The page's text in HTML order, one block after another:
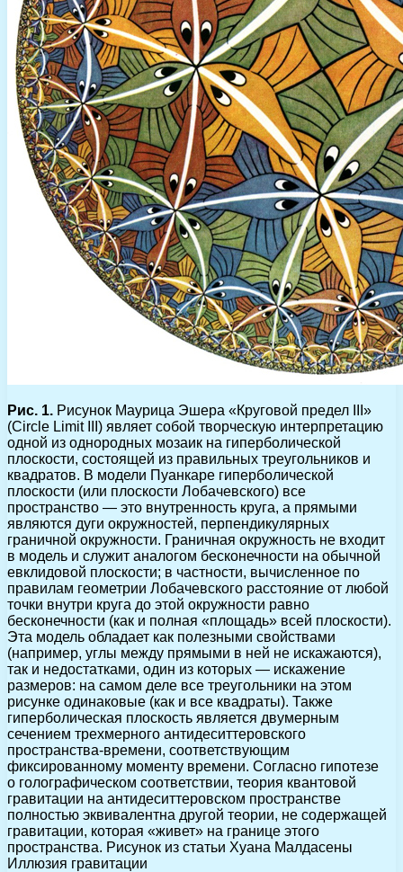
Рис. 1. Рисунок Маурица Эшера «Круговой предел III»
(Circle Limit III) являет собой творческую интерпретацию
одной из однородных мозаик на гиперболической
плоскости, состоящей из правильных треугольников и
квадратов. В модели Пуанкаре гиперболической
плоскости (или плоскости Лобачевского) все
пространство — это внутренность круга, а прямыми
являются дуги окружностей, перпендикулярных
граничной окружности. Граничная окружность не входит
в модель и служит аналогом бесконечности на обычной
евклидовой плоскости; в частности, вычисленное по
правилам геометрии Лобачевского расстояние от любой
точки внутри круга до этой окружности равно
бесконечности (как и полная «площадь» всей плоскости).
Эта модель обладает как полезными свойствами
(например, углы между прямыми в ней не искажаются),
так и недостатками, один из которых — искажение
размеров: на самом деле все треугольники на этом
рисунке одинаковые (как и все квадраты). Также
гиперболическая плоскость является двумерным
сечением трехмерного антидеситтеровского
пространства-времени, соответствующим
фиксированному моменту времени. Согласно гипотезе
о голографическом соответствии, теория квантовой
гравитации на антидеситтеровском пространстве
полностью эквивалентна другой теории, не содержащей
гравитации, которая «живет» на границе этого
пространства. Рисунок из статьи Хуана Малдасены
Иллюзия гравитации